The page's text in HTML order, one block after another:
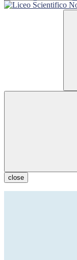
close